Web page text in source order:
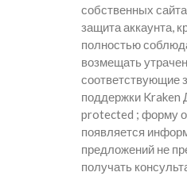
собственных
защита аккаунта,
полностью
возмещать
соответствующие
поддержки Kraken
protected ; форму
появляется
предложений не
получать